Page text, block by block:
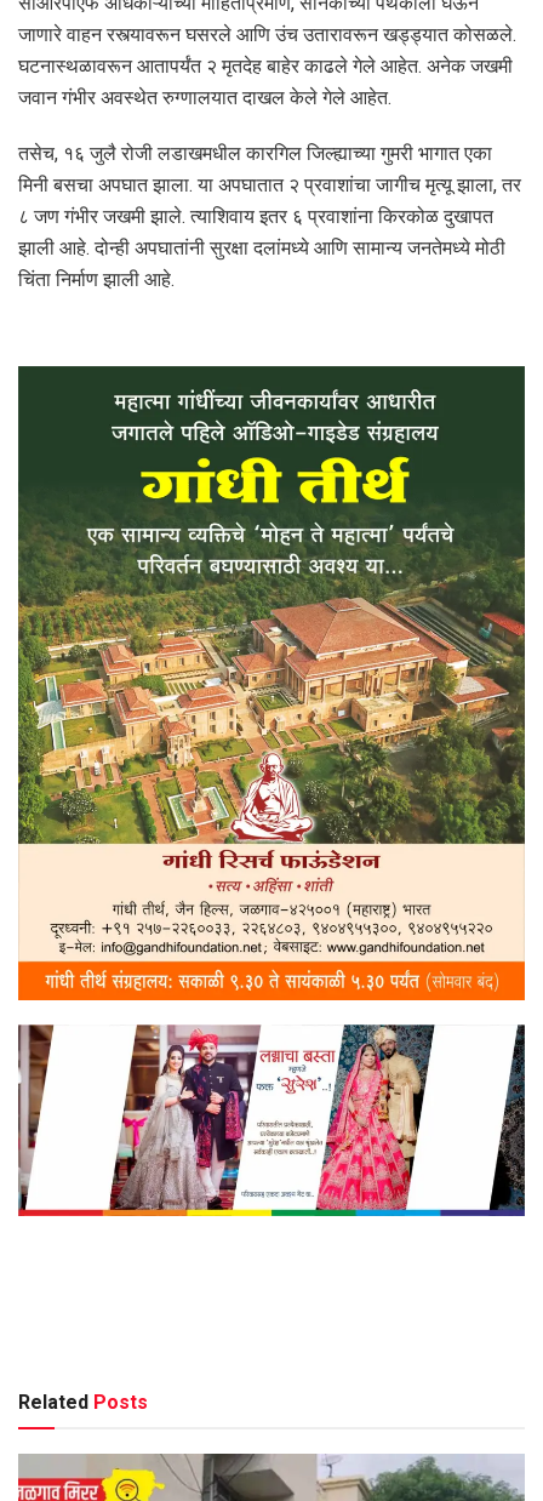
जाणारे वाहन रस्त्यावरून घसरले आणि उंच उतारावरून खड्ड्यात कोसळले.
घटनास्थळावरून आतापर्यंत २ मृतदेह बाहेर काढले गेले आहेत. अनेक जखमी
जवान गंभीर अवस्थेत रुग्णालयात दाखल केले गेले आहेत.
तसेच, १६ जुलै रोजी लडाखमधील कारगिल जिल्ह्याच्या गुमरी भागात एका
मिनी बसचा अपघात झाला. या अपघातात २ प्रवाशांचा जागीच मृत्यू झाला, तर
८ जण गंभीर जखमी झाले. त्याशिवाय इतर ६ प्रवाशांना किरकोळ दुखापत
झाली आहे. दोन्ही अपघातांनी सुरक्षा दलांमध्ये आणि सामान्य जनतेमध्ये मोठी
चिंता निर्माण झाली आहे.
Related Posts